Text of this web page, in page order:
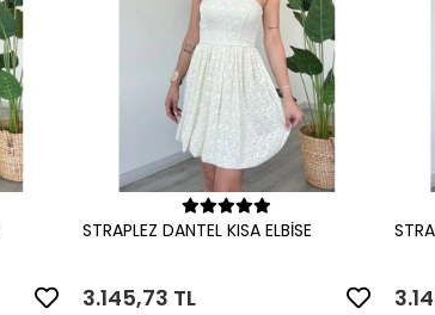
Sepete Ekle
STRAPLEZ DANTEL KISA ELBİSE
3.145,73 TL